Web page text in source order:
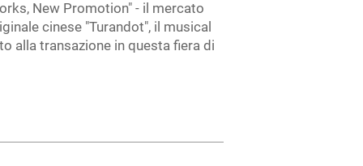
New Promotion" - il mercato
cinese "Turandot", il musical
alla transazione in questa fiera di